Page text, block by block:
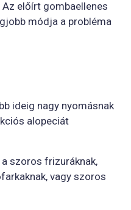
előírt gombaellenes
módja a probléma
ideig nagy nyomásnak
alopeciát
szoros frizuráknak,
vagy szoros